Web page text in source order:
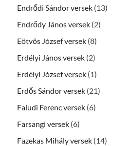
Endrődi Sándor versek (13)
Endrődy János versek (2)
Eötvös József versek (8)
Erdélyi János versek (2)
Erdélyi József versek (1)
Erdős Sándor versek (21)
Faludi Ferenc versek (6)
Farsangi versek (6)
Fazekas Mihály versek (14)